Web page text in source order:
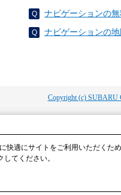
ナビゲーションの
ナビゲーションの
Copyright (c) SUBARU
快適にサイトをご利用いただく
てください。​